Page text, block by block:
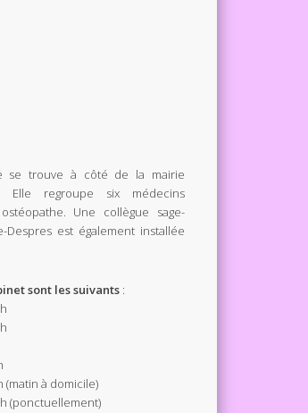
se trouve à côté de la mairie
Elle regroupe six médecins
Une collègue sage-
Despres est également installée
sont les suivants :
(matin à domicile)
h (ponctuellement)